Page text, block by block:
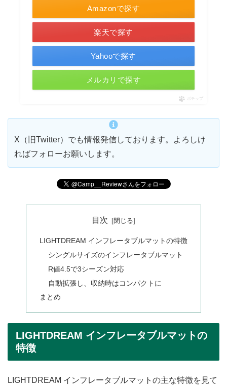
Amazonで探す
楽天で探す
Yahooで探す
メルカリで探す
ポチップ
X（旧Twitter）でも情報発信しております。よろしけ
ればフォローお願いします。
目次
LIGHTDREAM インフレータブルマットの特徴
シングルサイズのインフレータブルマット
R値4.5で3シーズン対応
自動拡張し、収納時はコンパクトに
まとめ
LIGHTDREAM インフレータブルマットの
特徴
LIGHTDREAM インフレータブルマットの主な特徴を見て